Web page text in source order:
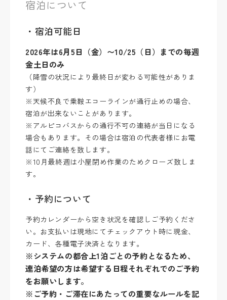
宿泊について
・宿泊可能日
2026年は6月5日（金）〜10/25（日）までの毎週
金土日のみ
（降雪の状況により最終日が変わる可能性がありま
す）
※天候不良で乗鞍エコーラインが通行止めの場合、
宿泊が出来ないことがあります。
※アルピコバスからの通行不可の連絡が当日になる
場合もあります。その場合は宿泊の代表者様にお電
話にてご連絡を致します。
※10月最終週は小屋閉め作業のためクローズ致しま
す。
・予約について
予約カレンダーから空き状況を確認しご予約くださ
い。お支払いは現地にてチェックアウト時に現金、
カード、各種電子決済となります。
※システムの都合上1泊ごとの予約となるため、
連泊希望の方は希望する日程それぞれでのご予約
をお願いします。
※ご予約・ご滞在にあたっての重要なルールを記